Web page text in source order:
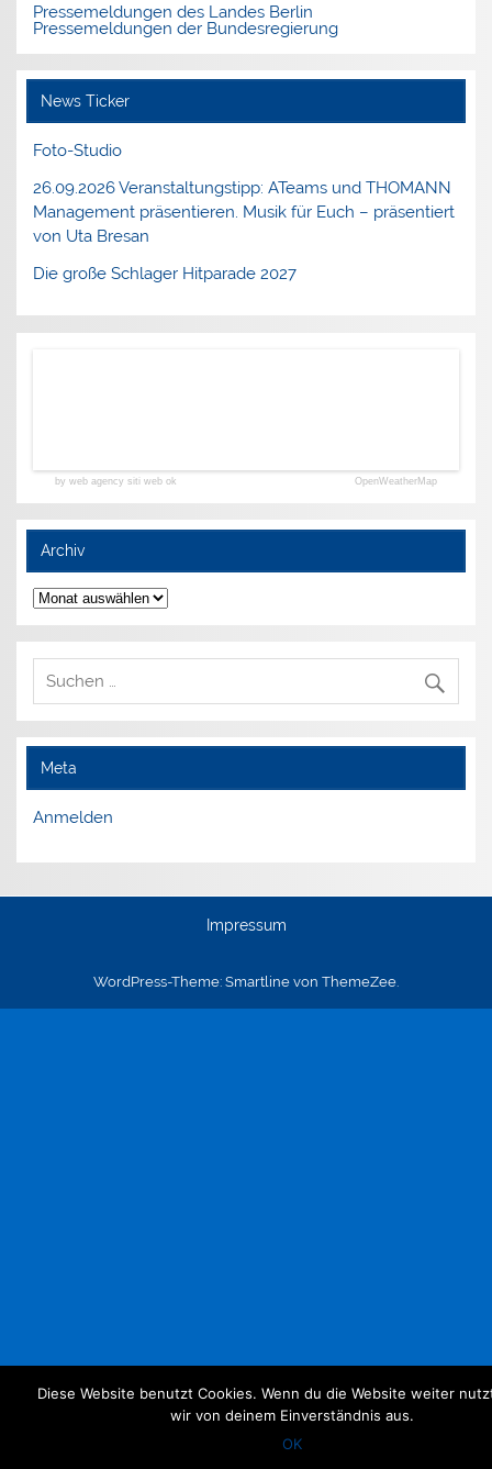
Pressemeldungen des Landes Berlin
Pressemeldungen der Bundesregierung
News Ticker
Foto-Studio
26.09.2026 Veranstaltungstipp: ATeams und THOMANN
Management präsentieren. Musik für Euch – präsentiert
von Uta Bresan
Die große Schlager Hitparade 2027
by web agency siti web ok OpenWeatherMap
Archiv
Archiv
Meta
Anmelden
Impressum
WordPress-Theme: Smartline von ThemeZee.
Diese Website benutzt Cookies. Wenn du die Website weiter
wir von deinem Einverständnis aus.
OK